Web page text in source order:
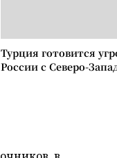
Турция готовится
России с Северо-